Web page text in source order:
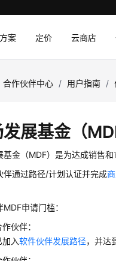
案 定价 云商店
合作伙伴中心 / 用户指南 /
展基金（
基金（MDF）是为达成销售
伴通过路径/计划认证并完成
申请门槛：
伙伴：
加入软件伙伴发展路径，并达